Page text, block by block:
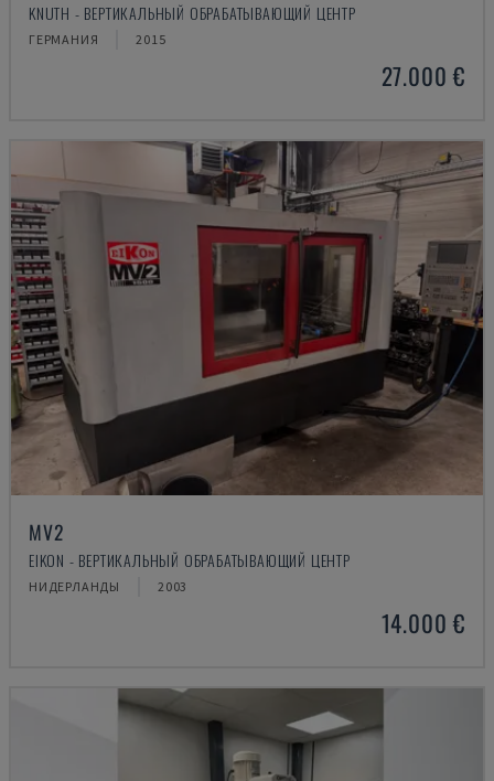
KNUTH - ВЕРТИКАЛЬНЫЙ ОБРАБАТЫВАЮЩИЙ ЦЕНТР
ГЕРМАНИЯ 2015
27.000 €
MV2
EIKON - ВЕРТИКАЛЬНЫЙ ОБРАБАТЫВАЮЩИЙ ЦЕНТР
НИДЕРЛАНДЫ 2003
14.000 €